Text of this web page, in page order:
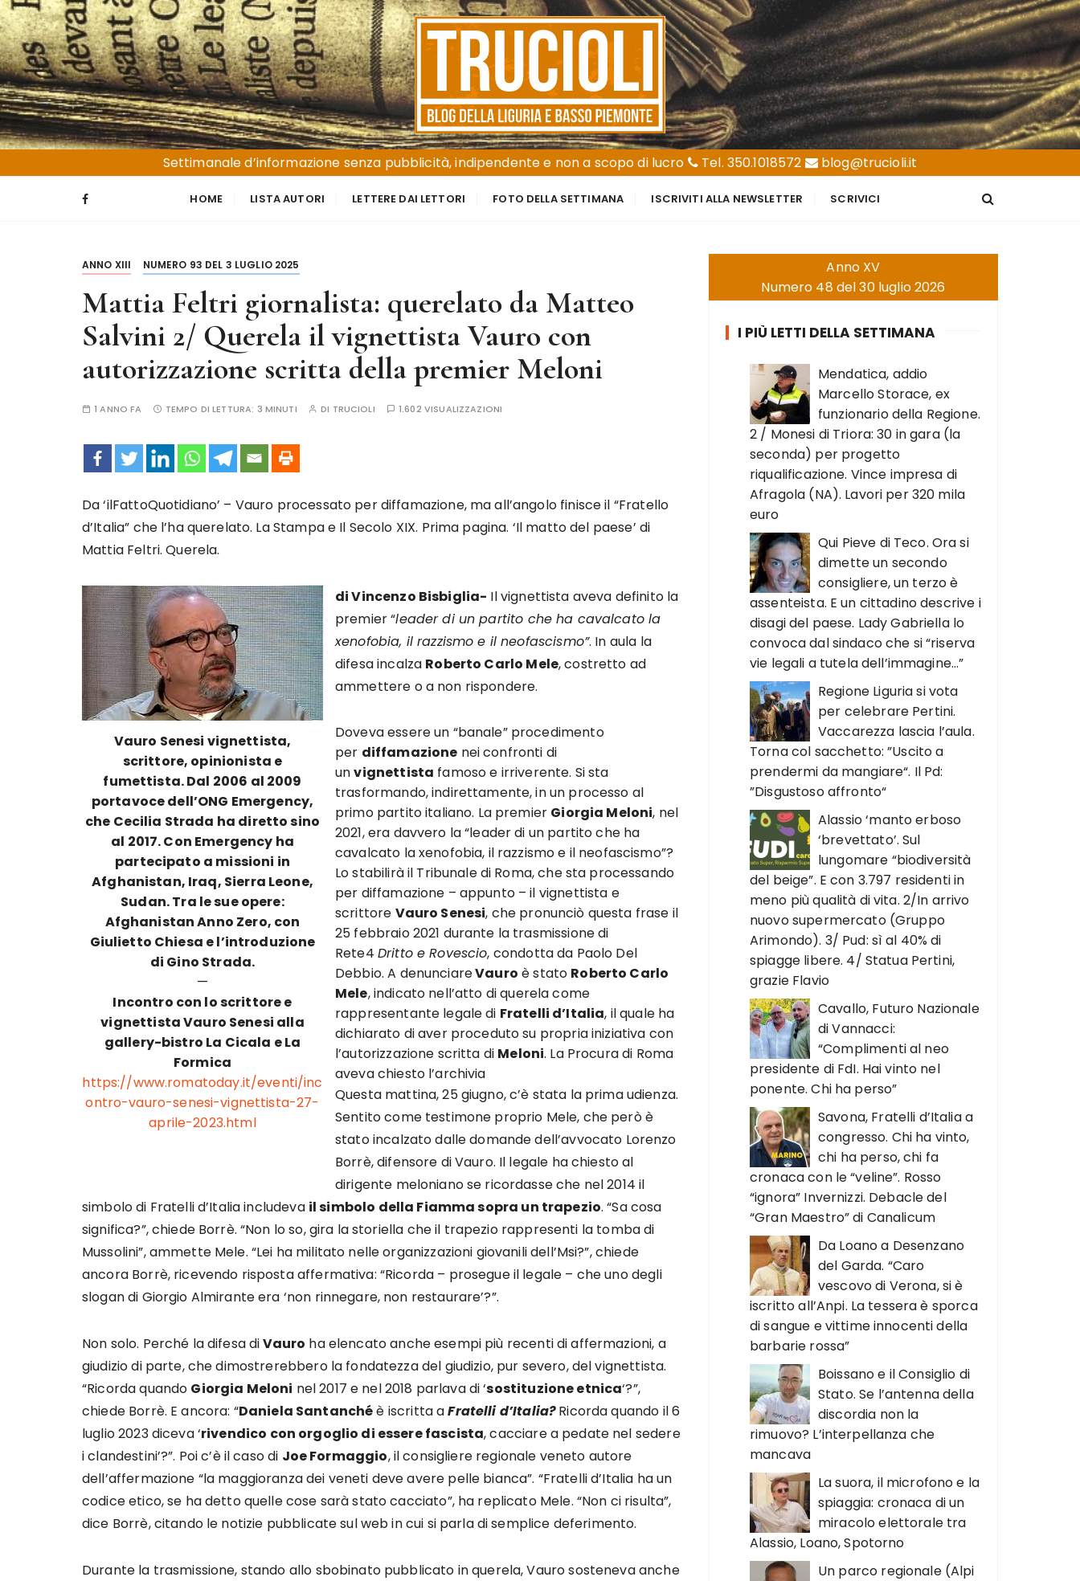
S
a
l
t
a
a
l
c
Trucioli
Liguria e Basso Piemonte
Settimanale d’informazione senza pubblicità, indipendente e non a scopo di lucro
Tel. 350.1018572 blog@trucioli.it
HOME LISTA AUTORI LETTERE DAI LETTORI FOTO DELLA SETTIMANA ISCRIVITI ALLA NEWSLETTER SCRIVICI
ANNO XIII NUMERO 93 DEL 3 LUGLIO 2025
Mattia Feltri giornalista: querelato da Matteo
Salvini 2/ Querela il vignettista Vauro con
autorizzazione scritta della premier Meloni
1 ANNO FA TEMPO DI LETTURA: 3 MINUTI DI TRUCIOLI 1.602 VISUALIZZAZIONI
Da ‘ilFattoQuotidiano’ – Vauro processato per diffamazione, ma all’angolo finisce il “Fratello
d’Italia” che l’ha querelato. La Stampa e Il Secolo XIX. Prima pagina. ‘Il matto del paese’ di
Mattia Feltri. Querela.
Vauro Senesi vignettista,
scrittore, opinionista e
fumettista. Dal 2006 al 2009
portavoce dell’ONG Emergency,
che Cecilia Strada ha diretto sino
al 2017. Con Emergency ha
partecipato a missioni in
Afghanistan, Iraq, Sierra Leone,
Sudan. Tra le sue opere:
Afghanistan Anno Zero, con
Giulietto Chiesa e l’introduzione
di Gino Strada.
—
Incontro con lo scrittore e
vignettista Vauro Senesi alla
gallery-bistro La Cicala e La
Formica
https://www.romatoday.it/eventi/inc
ontro-vauro-senesi-vignettista-27-
aprile-2023.html
di Vincenzo Bisbiglia- Il vignettista aveva definito la
premier “leader di un partito che ha cavalcato la
xenofobia, il razzismo e il neofascismo”. In aula la
difesa incalza Roberto Carlo Mele, costretto ad
ammettere o a non rispondere.
Doveva essere un “banale” procedimento
per diffamazione nei confronti di
unvignettista famoso e irriverente. Si sta
trasformando, indirettamente, in un processo al
primo partito italiano. La premier Giorgia Meloni, nel
2021, era davvero la “leader di un partito che ha
cavalcato la xenofobia, il razzismo e il neofascismo”?
Lo stabilirà il Tribunale di Roma, che sta processando
per diffamazione – appunto – il vignettista e
scrittore Vauro Senesi, che pronunciò questa frase il
25 febbraio 2021 durante la trasmissione di
Rete4 Dritto e Rovescio, condotta da Paolo Del
Debbio. A denunciareVauro è stato Roberto Carlo
Mele, indicato nell’atto di querela come
rappresentante legale di Fratelli d’Italia, il quale ha
dichiarato di aver proceduto su propria iniziativa con
l’autorizzazione scritta di Meloni. La Procura di Roma
aveva chiesto l’archivia
Questa mattina, 25 giugno, c’è stata la prima udienza.
Sentito come testimone proprio Mele, che però è
stato incalzato dalle domande dell’avvocato Lorenzo
Borrè, difensore di Vauro. Il legale ha chiesto al
dirigente meloniano se ricordasse che nel 2014 il
simbolo di Fratelli d’Italia includeva il simbolo della Fiamma sopra un trapezio. “Sa cosa
significa?”, chiede Borrè. “Non lo so, gira la storiella che il trapezio rappresenti la tomba di
Mussolini”, ammette Mele. “Lei ha militato nelle organizzazioni giovanili dell’Msi?”, chiede
ancora Borrè, ricevendo risposta affermativa: “Ricorda – prosegue il legale – che uno degli
slogan di Giorgio Almirante era ‘non rinnegare, non restaurare’?”.
Non solo. Perché la difesa diVauro ha elencato anche esempi più recenti di affermazioni, a
giudizio di parte, che dimostrerebbero la fondatezza del giudizio, pur severo, del vignettista.
“Ricorda quando Giorgia Meloni nel 2017 e nel 2018 parlava di ‘sostituzione etnica‘?”,
chiede Borrè. E ancora: “Daniela Santanchéè iscritta aFratelli d’Italia?Ricorda quando il 6
luglio 2023 diceva ‘rivendico con orgoglio di essere fascista, cacciare a pedate nel sedere
i clandestini’?”. Poi c’è il caso di Joe Formaggio, il consigliere regionale veneto autore
dell’affermazione “la maggioranza dei veneti deve avere pelle bianca”. “Fratelli d’Italia ha un
codice etico, se ha detto quelle cose sarà stato cacciato”, ha replicato Mele. “Non ci risulta”,
dice Borrè, citando le notizie pubblicate sul web in cui si parla di semplice deferimento.
Durante la trasmissione, stando allo sbobinato pubblicato in querela, Vauro sosteneva anche
Anno XV
Numero 48 del 30 luglio 2026
I PIÙ LETTI DELLA SETTIMANA
Mendatica, addio
Marcello Storace, ex
funzionario della Regione.
2 / Monesi di Triora: 30 in gara (la
seconda) per progetto
riqualificazione. Vince impresa di
Afragola (NA). Lavori per 320 mila
euro
Qui Pieve di Teco. Ora si
dimette un secondo
consigliere, un terzo è
assenteista. E un cittadino descrive i
disagi del paese. Lady Gabriella lo
convoca dal sindaco che si “riserva
vie legali a tutela dell’immagine…”
Regione Liguria si vota
per celebrare Pertini.
Vaccarezza lascia l’aula.
Torna col sacchetto: ”Uscito a
prendermi da mangiare“. Il Pd:
”Disgustoso affronto“
Alassio ‘manto erboso
‘brevettato’. Sul
lungomare “biodiversità
del beige”. E con 3.797 residenti in
meno più qualità di vita. 2/In arrivo
nuovo supermercato (Gruppo
Arimondo). 3/ Pud: sì al 40% di
spiagge libere. 4/ Statua Pertini,
grazie Flavio
Cavallo, Futuro Nazionale
di Vannacci:
“Complimenti al neo
presidente di FdI. Hai vinto nel
ponente. Chi ha perso”
Savona, Fratelli d’Italia a
congresso. Chi ha vinto,
chi ha perso, chi fa
cronaca con le “veline”. Rosso
“ignora” Invernizzi. Debacle del
“Gran Maestro” di Canalicum
Da Loano a Desenzano
del Garda. “Caro
vescovo di Verona, si è
iscritto all’Anpi. La tessera è sporca
di sangue e vittime innocenti della
barbarie rossa”
Boissano e il Consiglio di
Stato. Se l’antenna della
discordia non la
rimuovo? L’interpellanza che
mancava
La suora, il microfono e la
spiaggia: cronaca di un
miracolo elettorale tra
Alassio, Loano, Spotorno
Un parco regionale (Alpi